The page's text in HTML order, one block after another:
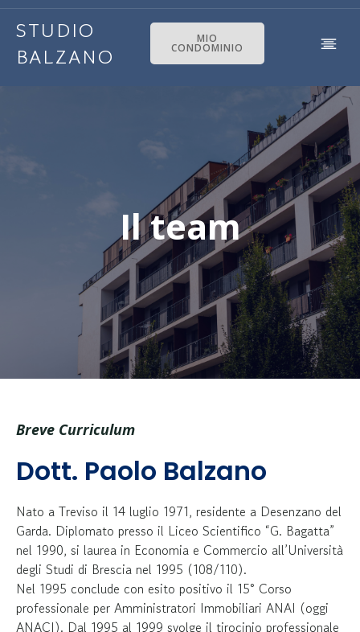
STUDIO
BALZANO
MIO
CONDOMINIO
Il team
Breve Curriculum
Dott. Paolo Balzano
Nato a Treviso il 14 luglio 1971, residente a Desenzano del
Garda. Diplomato presso il Liceo Scientifico “G. Bagatta”
nel 1990, si laurea in Economia e Commercio all’Università
degli Studi di Brescia nel 1995 (108/110).
Nel 1995 conclude con esito positivo il 15° Corso
professionale per Amministratori Immobiliari ANAI (oggi
ANACI). Dal 1995 al 1999 svolge il tirocinio professionale